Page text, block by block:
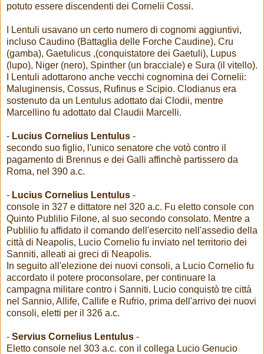
potuto essere discendenti dei Cornelii Cossi.
I Lentuli usavano un certo numero di cognomi aggiuntivi,
incluso Caudino (Battaglia delle Forche Caudine), Cru
(gamba), Gaetulicus ,(conquistatore dei Gaetuli), Lupus
(lupo), Niger (nero), Spinther (un bracciale) e Sura (il vitello).
I Lentuli adottarono anche vecchi cognomina dei Cornelii:
Maluginensis, Cossus, Rufinus e Scipio. Clodianus era
sostenuto da un Lentulus adottato dai Clodii, mentre
Marcellino fu adottato dal Claudii Marcelli.
- Lucius Cornelius Lentulus -
secondo suo figlio, l'unico senatore che votò contro il
pagamento di Brennus e dei Galli affinchè partissero da
Roma, nel 390 a.c.
- Lucius Cornelius Lentulus -
console in 327 e dittatore nel 320 a.c. Fu eletto console con
Quinto Publilio Filone, al suo secondo consolato. Mentre a
Publilio fu affidato il comando dell'esercito nell'assedio della
città di Neapolis, Lucio Cornelio fu inviato nel territorio dei
Sanniti, alleati ai greci di Neapolis.
In seguito all'elezione dei nuovi consoli, a Lucio Cornelio fu
accordato il potere proconsolare, per continuare la
campagna militare contro i Sanniti. Lucio conquistò tre città
nel Sannio, Allife, Callife e Rufrio, prima dell'arrivo dei nuovi
consoli, eletti per il 326 a.c.
- Servius Cornelius Lentulus -
Eletto console nel 303 a.c. con il collega Lucio Genucio